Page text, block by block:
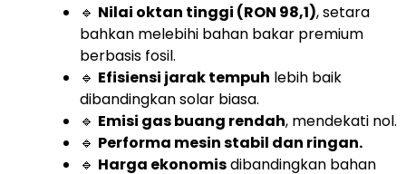
🔹 Nilai oktan tinggi (RON 98,1), setara
bahkan melebihi bahan bakar premium
berbasis fosil.
🔹 Efisiensi jarak tempuh lebih baik
dibandingkan solar biasa.
🔹 Emisi gas buang rendah, mendekati nol.
🔹 Performa mesin stabil dan ringan.
🔹 Harga ekonomisdibandingkan bahan